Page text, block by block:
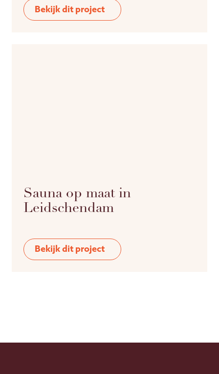
Bekijk dit project
Sauna op maat in
Leidschendam
Bekijk dit project